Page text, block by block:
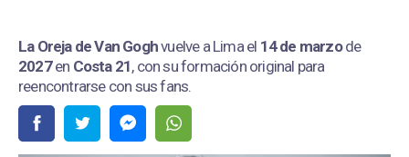
La Oreja de Van Goghvuelve a Lima el 14 de marzode
2027en Costa 21, con su formación original para
reencontrarse con sus fans.